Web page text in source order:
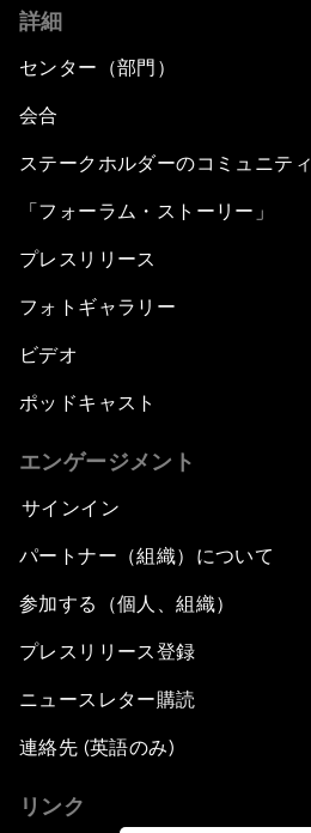
詳細
センター（部門）
会合
ステークホルダーのコミュニティ
「フォーラム・ストーリー」
プレスリリース
フォトギャラリー
ビデオ
ポッドキャスト
エンゲージメント
サインイン
パートナー（組織）について
参加する（個人、組織）
プレスリリース登録
ニュースレター購読
連絡先 (英語のみ)
リンク